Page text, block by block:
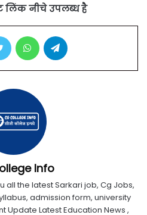
लिंक नीचे उपलब्ध है
Twitter WhatsApp
Info
all the latest Sarkari job, Cg Jobs,
admission form, university
Update Latest Education News ,